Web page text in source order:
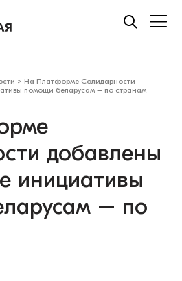
> ​На Платформе Солидарности
помощи беларусам – по странам
добавлены
инициативы
– по